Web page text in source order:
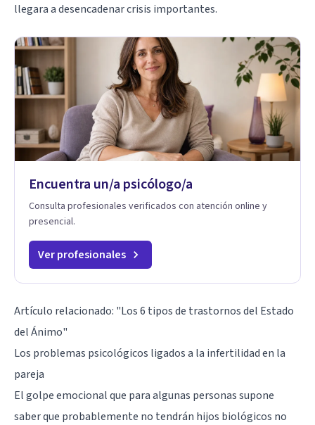
llegara a desencadenar crisis importantes.
Encuentra un/a psicólogo/a
Consulta profesionales verificados con atención online y
presencial.
Ver profesionales
Artículo relacionado: "Los 6 tipos de trastornos del Estado
del Ánimo"
Los problemas psicológicos ligados a la infertilidad en la
pareja
El golpe emocional que para algunas personas supone
saber que probablemente no tendrán hijos biológicos no